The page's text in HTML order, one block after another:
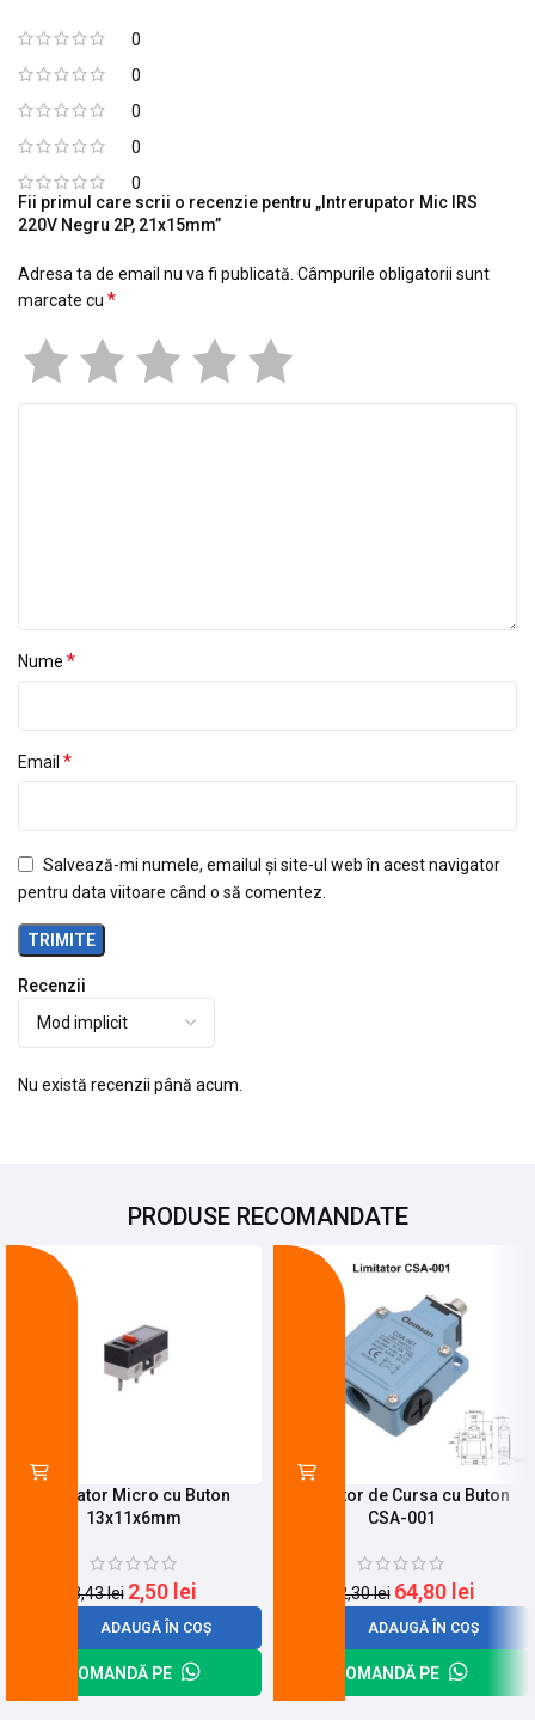
0
0
0
0
0
Recenzii
Nu există recenzii până acum.
Fii primul care scrii o recenzie pentru „Intrerupator Mic IRS
220V Negru 2P, 21x15mm”
Adresa ta de email nu va fi publicată. Câmpurile obligatorii sunt
marcate cu *
Nume *
Email *
Salvează-mi numele, emailul și site-ul web în acest navigator
pentru data viitoare când o să comentez.
PRODUSE RECOMANDATE
Limitator Micro cu Buton
13x11x6mm
3,43lei 2,50 lei
ADAUGĂ ÎN COȘ
COMANDĂ PE
Limitator de Cursa cu Buton
CSA-001
82,30lei 64,80 lei
ADAUGĂ ÎN COȘ
COMANDĂ PE